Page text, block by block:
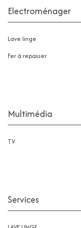
Electroménager
Lave linge
Fer à repasser
Multimédia
TV
Services